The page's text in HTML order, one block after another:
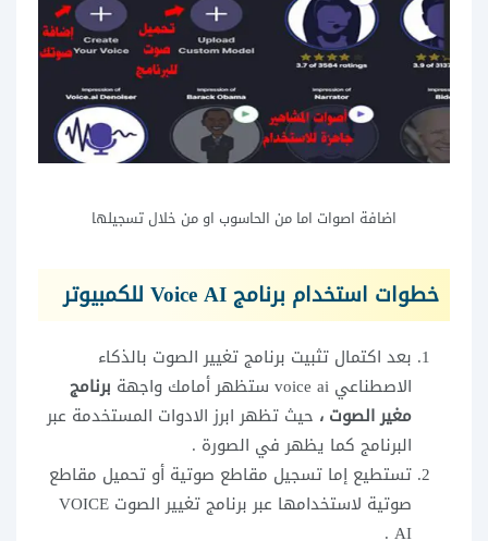
اضافة اصوات اما من الحاسوب او من خلال تسجيلها
خطوات استخدام برنامج Voice AI للكمبيوتر
بعد اكتمال تثبيت برنامج تغيير الصوت بالذكاء
الاصطناعي voice ai ستظهر أمامك واجهة
برنامج
مغير الصوت ، حيث تظهر ابرز الادوات المستخدمة عبر
البرنامج كما يظهر في الصورة .
تستطيع إما تسجيل مقاطع صوتية أو تحميل مقاطع
صوتية لاستخدامها عبر برنامج تغيير الصوت VOICE
AI .